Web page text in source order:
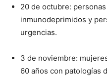
20 de octubre:
inmunodeprimidos y
urgencias.
3 de noviembre:
60 años con patologías